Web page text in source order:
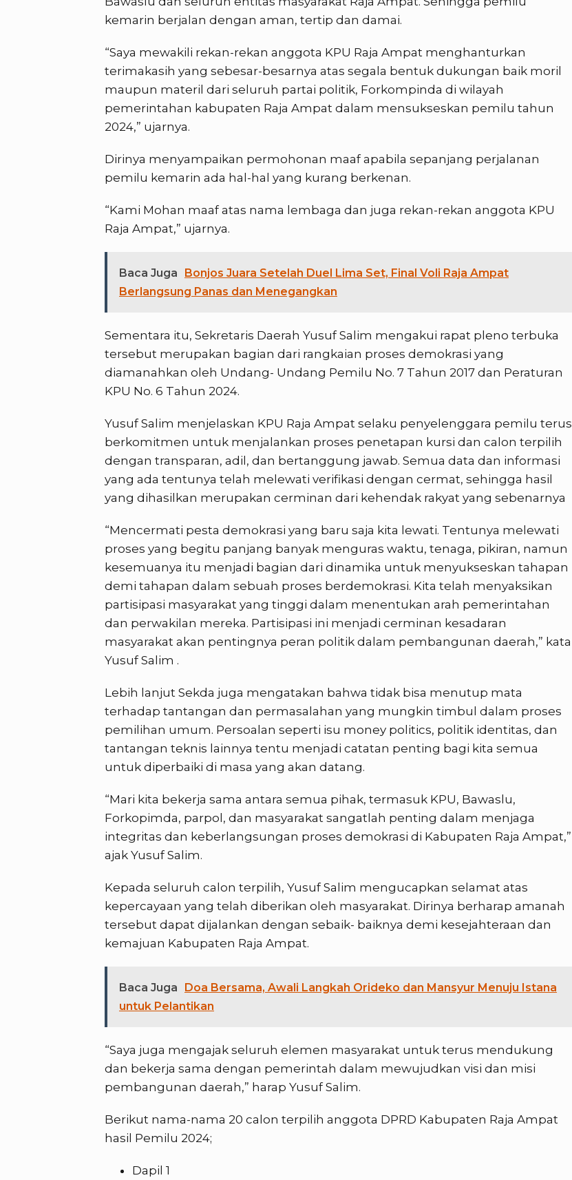
kemarin berjalan dengan aman, tertip dan damai.
“Saya mewakili rekan-rekan anggota KPU Raja Ampat menghanturkan
terimakasih yang sebesar-besarnya atas segala bentuk dukungan baik moril
maupun materil dari seluruh partai politik, Forkompinda di wilayah
pemerintahan kabupaten Raja Ampat dalam mensukseskan pemilu tahun
2024,” ujarnya.
Dirinya menyampaikan permohonan maaf apabila sepanjang perjalanan
pemilu kemarin ada hal-hal yang kurang berkenan.
“Kami Mohan maaf atas nama lembaga dan juga rekan-rekan anggota KPU
Raja Ampat,” ujarnya.
Baca Juga
Bonjos Juara Setelah Duel Lima Set, Final Voli Raja Ampat
Berlangsung Panas dan Menegangkan
Sementara itu, Sekretaris Daerah Yusuf Salim mengakui rapat pleno terbuka
tersebut merupakan bagian dari rangkaian proses demokrasi yang
diamanahkan oleh Undang- Undang Pemilu No. 7 Tahun 2017 dan Peraturan
KPU No. 6 Tahun 2024.
Yusuf Salim menjelaskan KPU Raja Ampat selaku penyelenggara pemilu terus
berkomitmen untuk menjalankan proses penetapan kursi dan calon terpilih
dengan transparan, adil, dan bertanggung jawab. Semua data dan informasi
yang ada tentunya telah melewati verifikasi dengan cermat, sehingga hasil
yang dihasilkan merupakan cerminan dari kehendak rakyat yang sebenarnya
“Mencermati pesta demokrasi yang baru saja kita lewati. Tentunya melewati
proses yang begitu panjang banyak menguras waktu, tenaga, pikiran, namun
kesemuanya itu menjadi bagian dari dinamika untuk menyukseskan tahapan
demi tahapan dalam sebuah proses berdemokrasi. Kita telah menyaksikan
partisipasi masyarakat yang tinggi dalam menentukan arah pemerintahan
dan perwakilan mereka. Partisipasi ini menjadi cerminan kesadaran
masyarakat akan pentingnya peran politik dalam pembangunan daerah,” kata
Yusuf Salim .
Lebih lanjut Sekda juga mengatakan bahwa tidak bisa menutup mata
terhadap tantangan dan permasalahan yang mungkin timbul dalam proses
pemilihan umum. Persoalan seperti isu money politics, politik identitas, dan
tantangan teknis lainnya tentu menjadi catatan penting bagi kita semua
untuk diperbaiki di masa yang akan datang.
“Mari kita bekerja sama antara semua pihak, termasuk KPU, Bawaslu,
Forkopimda, parpol, dan masyarakat sangatlah penting dalam menjaga
integritas dan keberlangsungan proses demokrasi di Kabupaten Raja Ampat,”
ajak Yusuf Salim.
Kepada seluruh calon terpilih, Yusuf Salim mengucapkan selamat atas
kepercayaan yang telah diberikan oleh masyarakat. Dirinya berharap amanah
tersebut dapat dijalankan dengan sebaik- baiknya demi kesejahteraan dan
kemajuan Kabupaten Raja Ampat.
Baca Juga
Doa Bersama, Awali Langkah Orideko dan Mansyur Menuju Istana
untuk Pelantikan
“Saya juga mengajak seluruh elemen masyarakat untuk terus mendukung
dan bekerja sama dengan pemerintah dalam mewujudkan visi dan misi
pembangunan daerah,” harap Yusuf Salim.
Berikut nama-nama 20 calon terpilih anggota DPRD Kabupaten Raja Ampat
hasil Pemilu 2024;
Dapil 1